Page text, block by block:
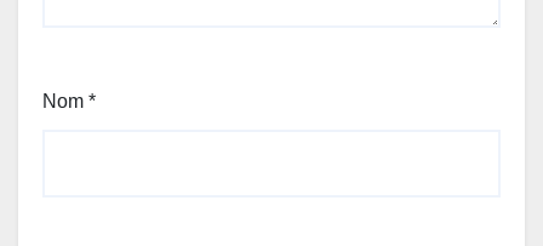
Nom *